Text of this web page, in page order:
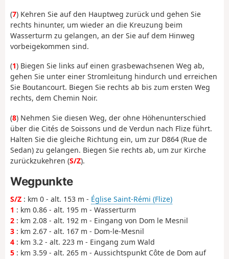
(7) Kehren Sie auf den Hauptweg zurück und gehen Sie
rechts hinunter, um wieder an die Kreuzung beim
Wasserturm zu gelangen, an der Sie auf dem Hinweg
vorbeigekommen sind.
(1) Biegen Sie links auf einen grasbewachsenen Weg ab,
gehen Sie unter einer Stromleitung hindurch und erreichen
Sie Boutancourt. Biegen Sie rechts ab bis zum ersten Weg
rechts, dem Chemin Noir.
(8) Nehmen Sie diesen Weg, der ohne Höhenunterschied
über die Cités de Soissons und de Verdun nach Flize führt.
Halten Sie die gleiche Richtung ein, um zur D864 (Rue de
Sedan) zu gelangen. Biegen Sie rechts ab, um zur Kirche
zurückzukehren (S/Z).
Wegpunkte
S/Z : km 0 - alt. 153 m - Église Saint-Rémi (Flize)
1 : km 0.86 - alt. 195 m - Wasserturm
2 : km 2.08 - alt. 192 m - Eingang von Dom le Mesnil
3 : km 2.67 - alt. 167 m - Dom-le-Mesnil
4 : km 3.2 - alt. 223 m - Eingang zum Wald
5 : km 3.59 - alt. 265 m - Aussichtspunkt Côte de Dom auf